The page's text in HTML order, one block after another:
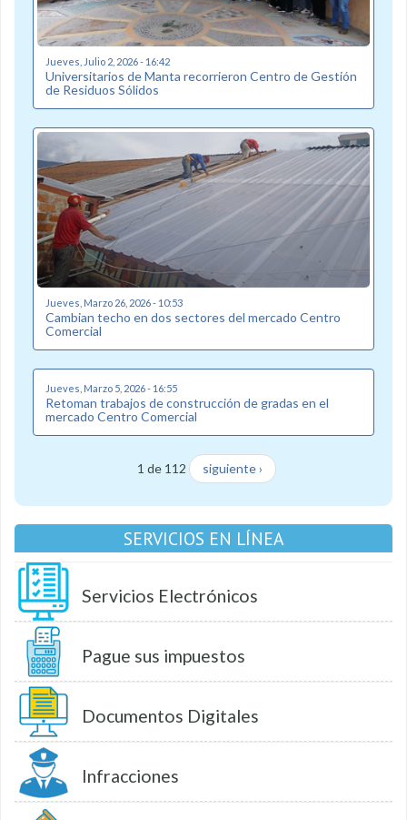
Jueves, Julio 2, 2026 - 16:42
Universitarios de Manta recorrieron Centro de Gestión
de Residuos Sólidos
Jueves, Marzo 26, 2026 - 10:53
Cambian techo en dos sectores del mercado Centro
Comercial
Jueves, Marzo 5, 2026 - 16:55
Retoman trabajos de construcción de gradas en el
mercado Centro Comercial
1 de 112 siguiente ›
SERVICIOS EN LÍNEA
Servicios Electrónicos
Pague sus impuestos
Documentos Digitales
Infracciones